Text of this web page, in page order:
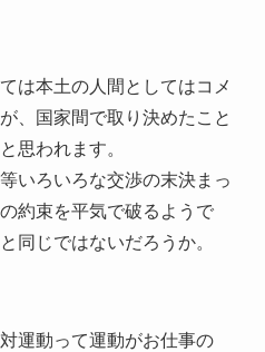
は本土の人間としてはコメ
、国家間で取り決めたこと
思われます。
いろいろな交渉の末決まっ
約束を平気で破るようで
同じではないだろうか。
運動って運動がお仕事の